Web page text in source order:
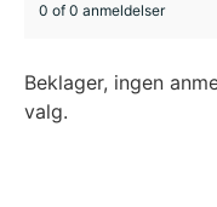
0 of 0 anmeldelser
Beklager, ingen
valg.